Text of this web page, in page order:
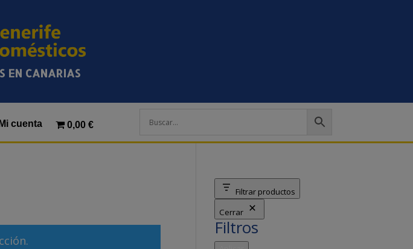
EN CANARIAS
Mi cuenta 0,00 €
Filtrar productos
Cerrar
Filtros